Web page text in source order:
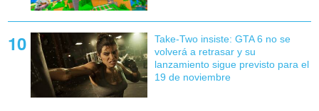
Take-Two insiste: GTA 6 no se
volverá a retrasar y su
lanzamiento sigue previsto para el
19 de noviembre